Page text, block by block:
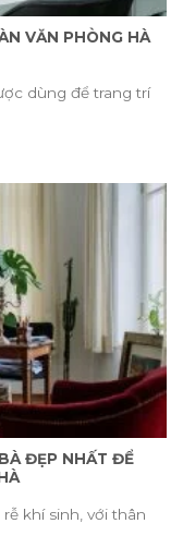
VĂN PHÒNG HÀ
dùng để trang trí
ĐẸP NHẤT ĐỂ
khí sinh, với thân